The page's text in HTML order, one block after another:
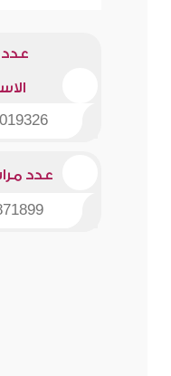
عدد